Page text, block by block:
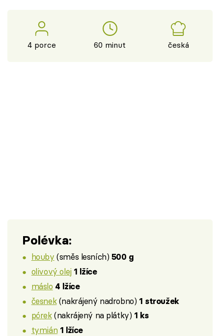
4 porce 60 minut česká
Polévka:
houby (směs lesních) 500 g
olivový olej 1 lžíce
máslo 4 lžíce
česnek(nakrájený nadrobno) 1 stroužek
pórek(nakrájený na plátky) 1 ks
tymián 1 lžíce